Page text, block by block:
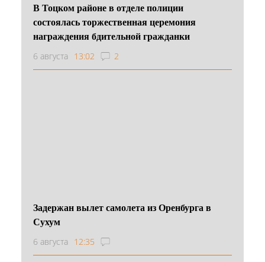
В Тоцком районе в отделе полиции
состоялась торжественная церемония
награждения бдительной гражданки
6 августа 13:02 2
Задержан вылет самолета из Оренбурга в
Сухум
6 августа 12:35